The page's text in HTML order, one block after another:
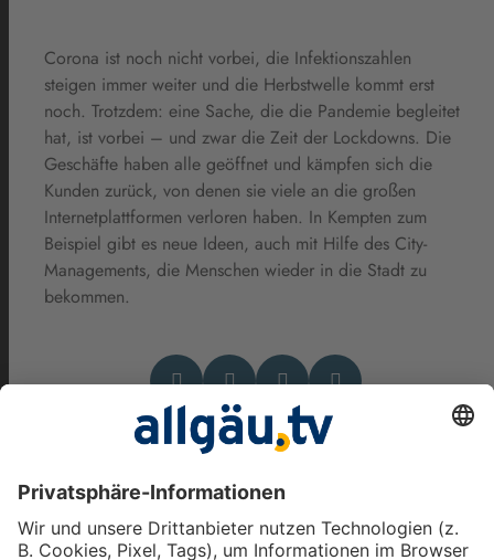
Corona ist noch nicht vorbei, die Infektionszahlen
steigen immer weiter und die Herbstwelle kommt erst
noch. Trotzdem: eine Sache, die die Pandemie begleitet
hat, ist vorbei – und zwar die Zeit der Lockdowns. Die
Geschäfte haben alle geöffnet und kämpfen sich die
Kunden zurück, von denen sie viele an die großen
Internetplattformen verloren haben. In Kempten zum
Beispiel gibt es neue Ideen, auch mit Hilfe des City-
Managements, die Menschen wieder in die Stadt zu
bekommen.
Das könnte Dich auch